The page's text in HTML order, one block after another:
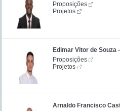
Proposições
Projetos
Edimar Vitor de Souza
Proposições
Projetos
Arnaldo Francisco